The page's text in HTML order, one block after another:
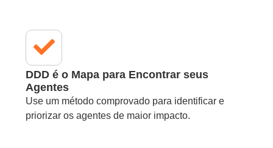
DDD é o Mapa para Encontrar seus
Agentes
Use um método comprovado para identificar e
priorizar os agentes de maior impacto.